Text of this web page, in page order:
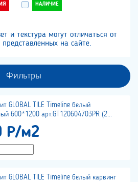
НАЛИЧИЕ
и текстура могут отличаться от
на сайте.
Фильтры
GLOBAL TILE Timeline белый
600*1200 арт.GT120604703PR (2...
Р/м2
GLOBAL TILE Timeline белый карвинг